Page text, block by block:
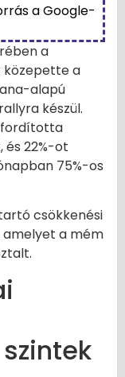
a Google-
a
közepette a
alapú
készül.
22%-ot
75%-os
csökkenési
amelyet a mém